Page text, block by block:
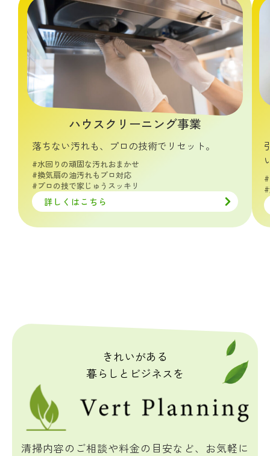
ハウスクリーニング事業
落ちない汚れも、プロの技術でリセット。
#水回りの頑固な汚れおまかせ
#換気扇の油汚れもプロ対応
#プロの技で家じゅうスッキリ
詳しくはこちら
きれいがある
暮らしとビジネスを
清掃内容のご相談や料金の目安など、お気軽に